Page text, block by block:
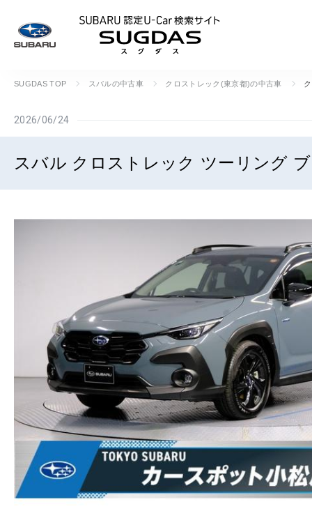
SUGDAS TOP スバルの中古車 クロストレック(東京都)の中古車
2026/06/24
スバル クロストレック ツーリング